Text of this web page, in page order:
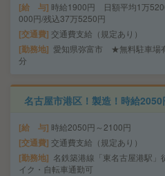
給 与 時給1900円 日額平均1万
000円/残込37万5250円
交通費 交通費支給（規定あり）
勤務地 愛知県弥富市 ★無料駐車場
分
名古屋市港区！製造！時給
給 与 時給2050円～2100円
交通費 交通費支給（規定あり）
勤務地 名鉄築港線「東名古屋港駅
イク・自転車通勤可